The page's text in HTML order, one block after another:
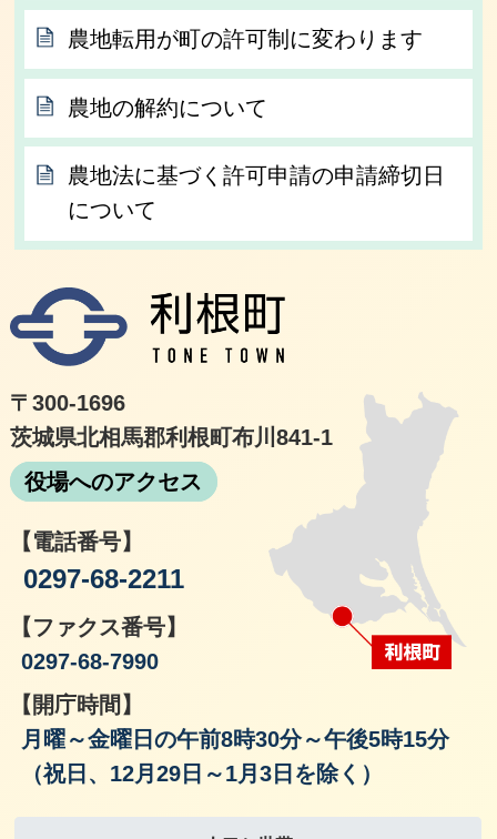
農地転用が町の許可制に変わります
農地の解約について
農地法に基づく許可申請の申請締切日
について
〒300-1696
茨城県北相馬郡利根町布川841-1
役場へのアクセス
【電話番号】
0297-68-2211
【ファクス番号】
0297-68-7990
【開庁時間】
月曜～金曜日の午前8時30分～午後5時15分
（祝日、12月29日～1月3日を除く）